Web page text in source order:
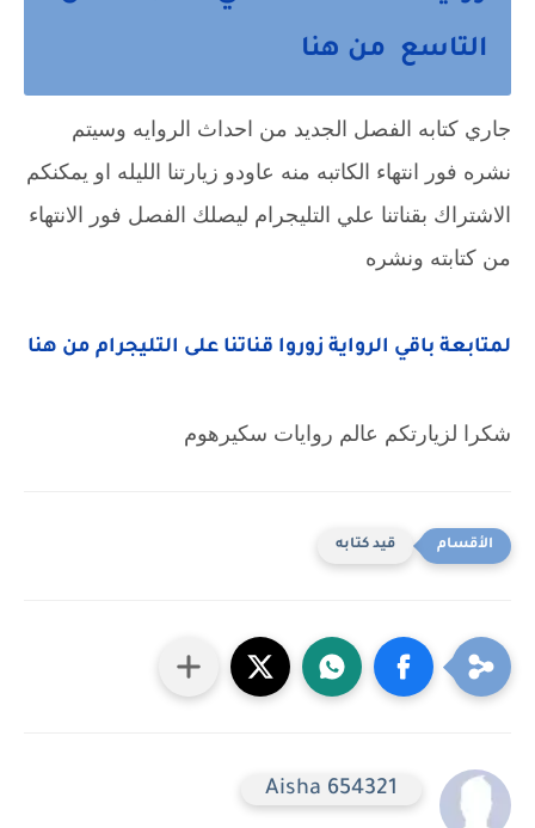
التاسع من هنا
جاري كتابه الفصل الجديد من احداث الروايه وسيتم
نشره فور انتهاء الكاتبه منه عاودو زيارتنا الليله او يمكنكم
الاشتراك بقناتنا علي التليجرام ليصلك الفصل فور الانتهاء
من كتابته ونشره
لمتابعة باقي الرواية زوروا قناتنا على التليجرام من هنا
شكرا لزيارتكم عالم روايات سكيرهوم
قيد كتابه
Aisha 654321